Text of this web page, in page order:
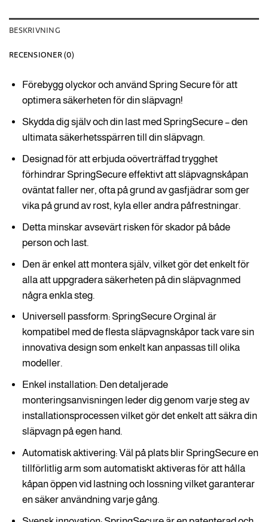
BESKRIVNING
RECENSIONER (0)
Förebygg olyckor och använd Spring Secure för att
optimera säkerheten för din släpvagn!
Skydda dig själv och din last med SpringSecure – den
ultimata säkerhetsspärren till din släpvagn.
Designad för att erbjuda oöverträffad trygghet
förhindrar SpringSecure effektivt att släpvagnskåpan
oväntat faller ner, ofta på grund av gasfjädrar som ger
vika på grund av rost, kyla eller andra påfrestningar.
Detta minskar avsevärt risken för skador på både
person och last.
Den är enkel att montera själv, vilket gör det enkelt för
alla att uppgradera säkerheten på din släpvagnmed
några enkla steg.
Universell passform: SpringSecure Orginal är
kompatibel med de flesta släpvagnskåpor tack vare sin
innovativa design som enkelt kan anpassas till olika
modeller.
Enkel installation: Den detaljerade
monteringsanvisningen leder dig genom varje steg av
installationsprocessen vilket gör det enkelt att säkra din
släpvagn på egen hand.
Automatisk aktivering: Väl på plats blir SpringSecure en
tillförlitlig arm som automatiskt aktiveras för att hålla
kåpan öppen vid lastning och lossning vilket garanterar
en säker användning varje gång.